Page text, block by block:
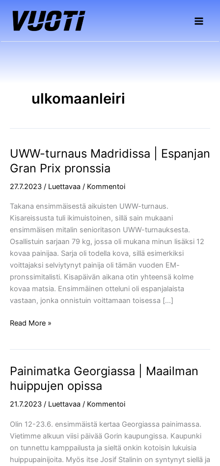
sisältöön
ulkomaanleiri
UWW-turnaus Madridissa | Espanjan
Gran Prix pronssia
27.7.2023 / Luettavaa / Kommentoi
Takana ensimmäisestä aikuisten UWW-turnaus.
Kisareissusta tuli ikimuistoinen, sillä sain mukaani
ensimmäisen mitalin senioritason UWW-turnauksesta.
Osallistuin sarjaan 79 kg, jossa oli mukana minun lisäksi 12
kovaa painijaa. Sarja oli todella kova, sillä esimerkiksi
voittajaksi selviytynyt painija oli tämän vuoden EM-
pronssimitalisti. Kisapäivän aikana otin yhteensä kolme
kovaa matsia. Ensimmäinen otteluni oli espanjalaista
vastaan, jonka onnistuin voittamaan toisessa […]
UWW-
turnaus
Madridissa
|
Gran
Prix
pronssia
Read More »
Painimatka Georgiassa | Maailman
huippujen opissa
21.7.2023 / Luettavaa / Kommentoi
Olin 12-23.6. ensimmäistä kertaa Georgiassa painimassa.
Vietimme alkuun viisi päivää Gorin kaupungissa. Kaupunki
on tunnettu kamppailusta ja sieltä onkin kotoisin lukuisia
huippupainijoita. Myös itse Josif Stalinin on syntynyt siellä ja
Painimatka
Georgiassa
|
Maailman
opissa